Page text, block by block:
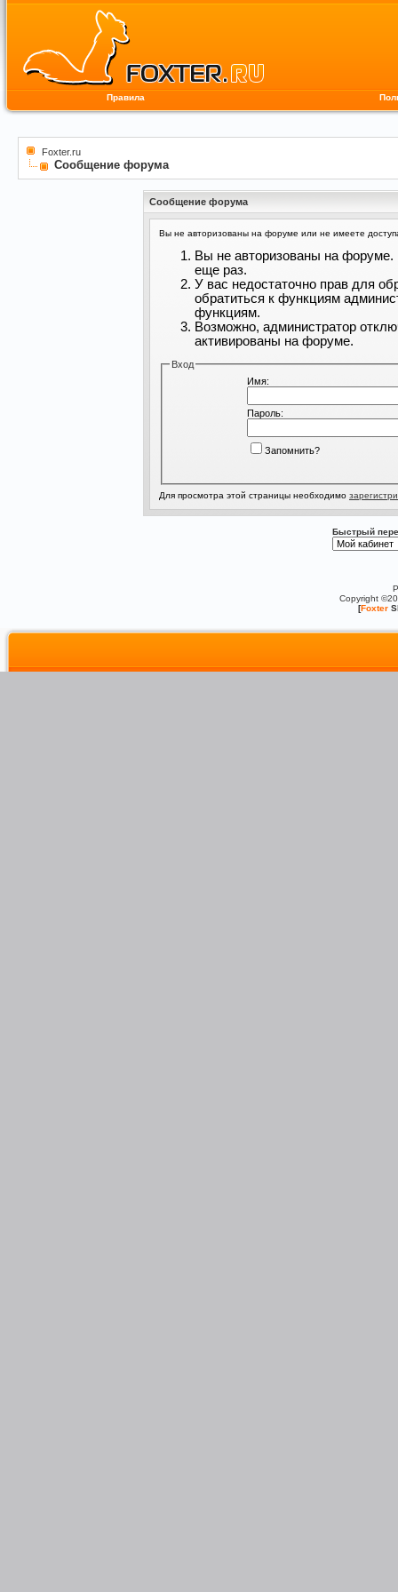
Правила
Foxter.ru
Сообщение форума
Сообщение форума
Вы не авторизованы на форуме или не имеете
Вы не авторизованы на форуме.
еще раз.
У вас недостаточно прав для
обратиться к функциям
функциям.
Возможно, администратор
активированы на форуме.
Вход
Имя:
Пароль:
Запомнить?
Для просмотра этой страницы необходимо
Быстрый
Copyright
[Foxter